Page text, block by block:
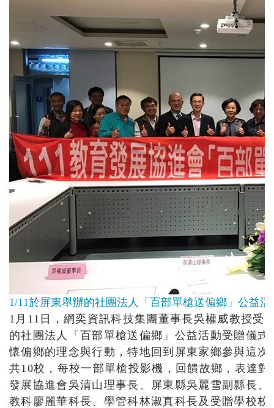
1/11於屏東舉辦的社團法人「百部單槍送偏鄉」公益
1月11日，網奕資訊科技集團董事長吳權威教授受
的社團法人「百部單槍送偏鄉」公益活動受贈儀
懷偏鄉的理念與行動，特地回到屏東家鄉參與這
共10校，每校一部單槍投影機，回饋故鄉，表達
發展協進會吳清山理事長、屏東縣吳麗雪副縣長
教科廖麗華科長、學管科林淑真科長及受贈學校校